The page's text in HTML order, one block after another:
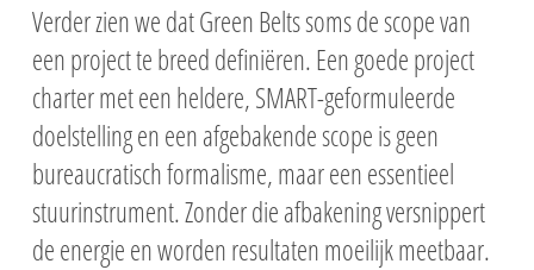
Verder zien we dat Green Belts soms de scope van
een project te breed definiëren. Een goede project
charter met een heldere, SMART-geformuleerde
doelstelling en een afgebakende scope is geen
bureaucratisch formalisme, maar een essentieel
stuurinstrument. Zonder die afbakening versnippert
de energie en worden resultaten moeilijk meetbaar.